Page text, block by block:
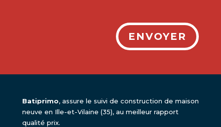
ENVOYER
Batiprimo, assure le suivi de construction de maison
neuve en Ille-et-Vilaine (35), au meilleur rapport
qualité prix.